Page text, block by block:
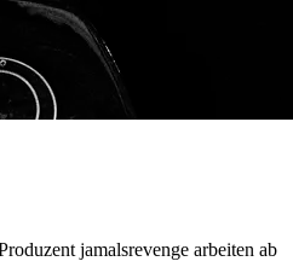
jamalsrevenge arbeiten ab